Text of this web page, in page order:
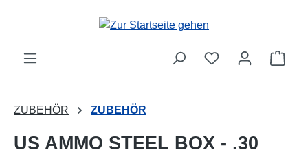
Zum Hauptinhalt springen
ZUBEHÖR ZUBEHÖR
US AMMO STEEL BOX - .30